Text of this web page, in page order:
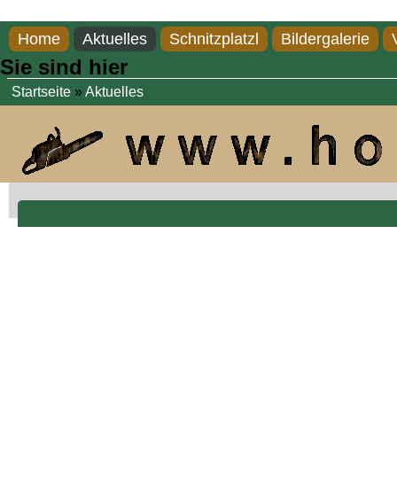
Home Aktuelles Schnitzplatzl Bildergalerie
Sie sind hier
Startseite» Aktuelles